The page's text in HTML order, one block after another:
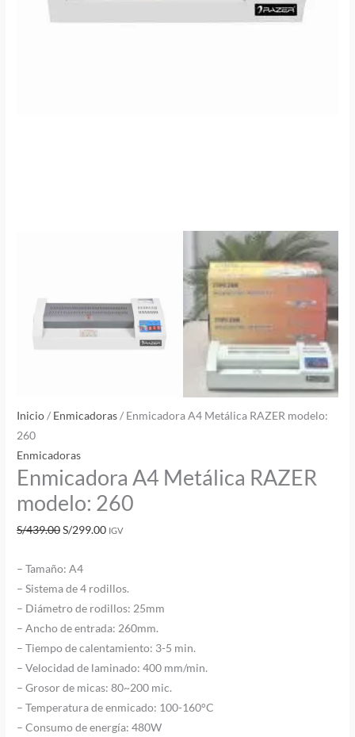
Inicio/ Enmicadoras/ Enmicadora A4 Metálica RAZER modelo:
260
Enmicadoras
Enmicadora A4 Metálica RAZER
modelo: 260
S/439.00S/299.00 IGV
– Tamaño: A4
– Sistema de 4 rodillos.
– Diámetro de rodillos: 25mm
– Ancho de entrada: 260mm.
– Tiempo de calentamiento: 3-5 min.
– Velocidad de laminado: 400 mm/min.
– Grosor de micas: 80~200 mic.
– Temperatura de enmicado: 100-160°C
– Consumo de energía: 480W